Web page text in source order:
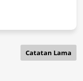
Catatan Lama